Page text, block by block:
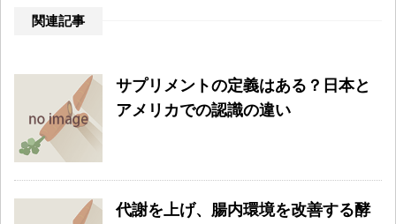
関連記事
サプリメントの定義はある？日本と
アメリカでの認識の違い
代謝を上げ、腸内環境を改善する酵